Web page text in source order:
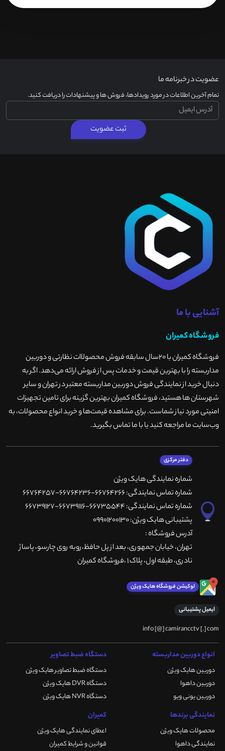
عضویت در خبرنامه ما
تمام آخرین اطلاعات در مورد رویدادها، فروش ها و پیشنهادات را دریافت کنید.
ثبت عضویت
آشنایی با ما
فروشگاه کمیران
فروشگاه کمیران با ۲۰سال سابقه فروش محصولاات نظارتی و دوربین
مداربسته را با بهترین قیمت و خدمات پس از فروش ارائه می‌دهد. اگر به
دنبال خرید از نمایندگی فروش دوربین مداربسته معتبر در تهران و سایر
شهرستان ها هستید، فروشگاه کمیران بهترین گزینه برای تامین تجهیزات
امنیتی مورد نیاز شماست. برای مشاهده قیمت‌ها و خرید انواع محصولات، به
وب‌سایت ما مراجعه کنید یا با ما تماس بگیرید.
دفتر مرکزی
شماره نمایندگی هایک ویژن
شماره تماس نمایندگی: 66764266-66764236-66764257
شماره تماس نمایندگی: 66735544-66739116-66739127
پشتیبانی هایک ویژن: 09901200130
آدرس فروشگاه :
تهران، خيابان جمهوری، بعد از پل حافظ،روبه روی چارسو، پاساژ
نادری، طبقه اول، پلاک 1 ،فروشگاه کمیران
لوکیشن فروشگاه هایک ویژن
ایمیل پشتیبانی
info [@] camirancctv [.] com
انواع دوربین مداربسته
دوربین هایک ویژن
دوربین داهوا
دوربین یونی ویو
دستگاه ضبط تصاویر
دستگاه ضبط تصاویر هایک ویژن
دستگاه DVR هایک ویژن
دستگاه NVR هایک ویژن
نمایندگی برندها
محصولات هایک ویژن
نمایندگی داهوا
کمیران
اعطای نمایندگی هایک ویژن
قوانین و شرایط کمیران